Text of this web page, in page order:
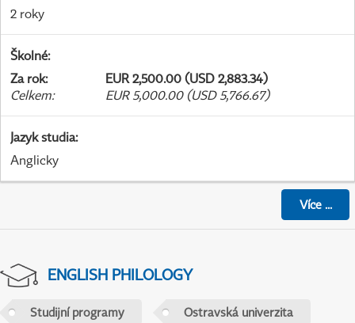
2 roky
Školné:
Za rok:
EUR 2,500.00 (USD 2,883.34)
Celkem: EUR 5,000.00 (USD 5,766.67)
Jazyk studia:
Anglicky
Více...
ENGLISH PHILOLOGY
Studijní programy Ostravská univerzita